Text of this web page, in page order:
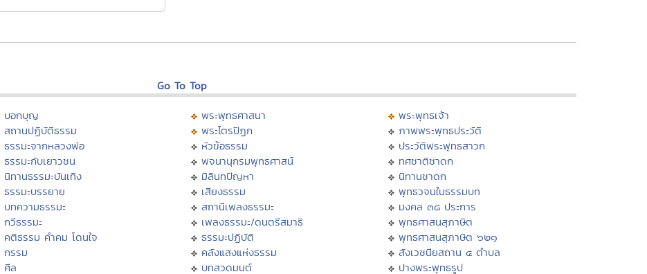
Go To Top
บอกบุญ
สถานปฏิบัติธรรม
ธรรมะจากหลวงพ่อ
ธรรมะกับเยาวชน
นิทานธรรมะบันเทิง
ธรรมะบรรยาย
บทความธรรมะ
กวีธรรมะ
คติธรรม คำคม โดนใจ
กรรม
ศีล
พระพุทธศาสนา
พระไตรปิฏก
หัวข้อธรรม
พจนานุกรมพุทธศาสน์
มิลินทปัญหา
เสียงธรรม
สถานีเพลงธรรมะ
เพลงธรรมะ/ดนตรีสมาธิ
ธรรมะปฏิบัติ
คลังแสงแห่งธรรม
บทสวดมนต์
พระพุทธเจ้า
ภาพพระพุทธประวัติ
ประวัติพระพุทธสาวก
ทศชาติชาดก
นิทานชาดก
พุทธวจนในธรรมบท
มงคล ๓๘ ประการ
พุทธศาสนสุภาษิต
พุทธศาสนสุภาษิต ๖๒๑
สังเวชนียสถาน ๔ ตำบล
ปางพระพุทธรูป